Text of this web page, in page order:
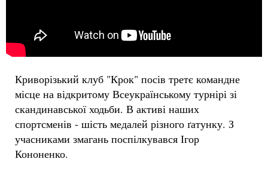
Криворізький клуб "Крок" посів третє командне
місце на відкритому Всеукраїнському турнірі зі
скандинавської ходьби. В активі наших
спортсменів - шість медалей різного ґатунку. З
учасниками змагань поспілкувався Ігор
Кононенко.